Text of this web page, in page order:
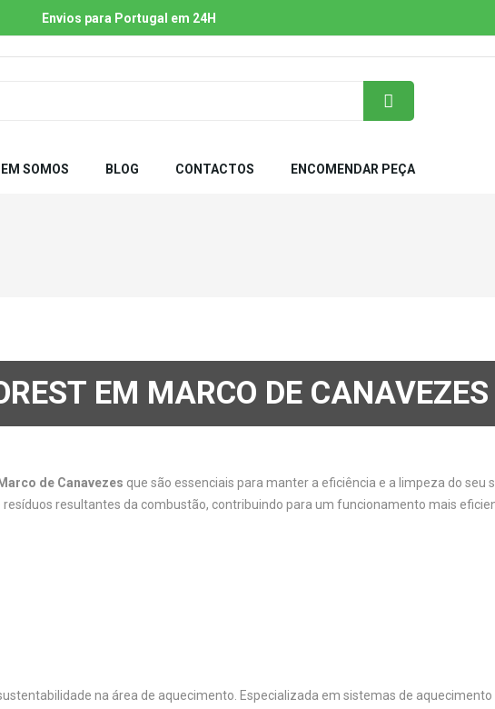
Envios para Portugal em 24H
SOMOS BLOG CONTACTOS ENCOMENDAR PEÇA
EM MARCO DE CANAVEZES
de Canavezes que são essenciais para manter a eficiência e a limpeza do seu
resultantes da combustão, contribuindo para um funcionamento mais
na área de aquecimento. Especializada em sistemas de